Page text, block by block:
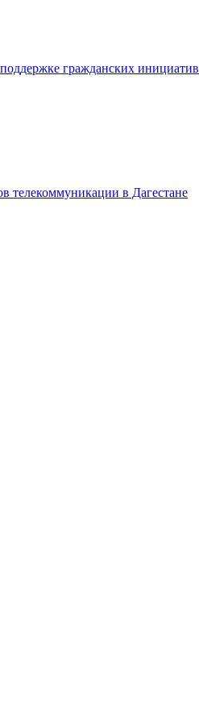
гражданских инициатив
телекоммуникации в Дагестане